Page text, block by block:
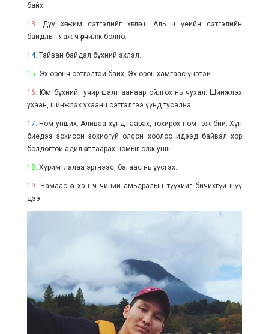
байх.
13.
Дуу хөгжим сэтгэлийг хөглөгч. Аль ч үеийн сэтгэлийн
байдлыг яаж ч өөрчилж болно.
14. Тайван байдал бүхний эхлэл.
15. Эх оронч сэтгэлтэй байх. Эх орон хамгаас үнэтэй.
16. Юм бүхнийг учир шалтгаанаар ойлгох нь чухал. Шинжлэх
ухаан, шинжлэх ухаанч сэтгэлгээ үүнд тусална.
17. Ном унших. Аливаа хүнд таарах, тохирох ном гэж бий. Хүн
биедээ зохисон зохиогүй олсон хоолоо идээд байвал хор
болдогтой адил өөрт таарах номыг олж унш.
18. Хуримтлалаа эртнээс, багаас нь үүсгэх.
19.Чамаас өөр хэн ч чиний амьдралын түүхийг бичихгүй шүү
дээ.